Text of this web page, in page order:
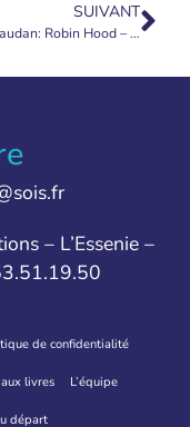
SUIVANT
Anne Givaudan: Robin Hood – 22 de Mayo de 2023
– L’Essenie –
de confidentialité
livres L’équipe
départ